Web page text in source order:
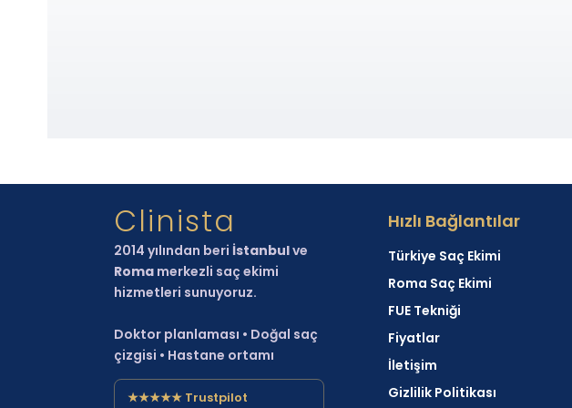
Clinista
2014 yılından beriİstanbulve
Roma merkezli saç ekimi
hizmetleri sunuyoruz.
Doktor planlaması • Doğal saç
çizgisi • Hastane ortamı
★★★★★ Trustpilot
Hızlı Bağlantılar
Türkiye Saç Ekimi
Roma Saç Ekimi
FUE Tekniği
Fiyatlar
İletişim
Gizlilik Politikası